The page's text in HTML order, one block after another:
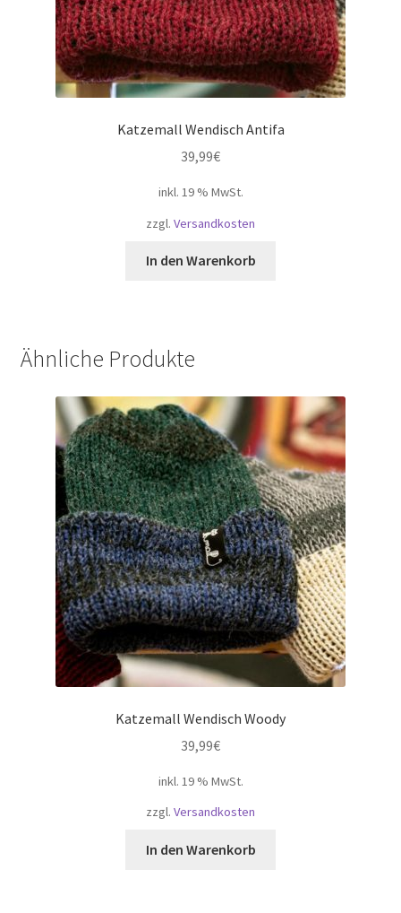
Katzemall Wendisch Antifa
39,99€
inkl. 19 % MwSt.
zzgl. Versandkosten
In den Warenkorb
Ähnliche Produkte
Katzemall Wendisch Woody
39,99€
inkl. 19 % MwSt.
zzgl. Versandkosten
In den Warenkorb